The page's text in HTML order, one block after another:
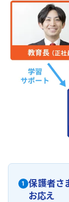
1 保護者さ
お応え